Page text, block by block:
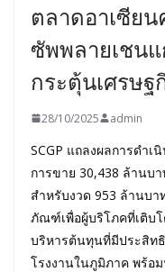
ตลาดอาเซียน
ซัพพลายเชน
กระตุ้นเศรษฐ
28/10/2025 admin
SCGP แถลงผลการดำเ
การขาย 30,438 ล้านบ
สำหรับงวด 953 ล้านบ
ภัณฑ์เพื่อผู้บริโภคที่เติบ
บริหารต้นทุนที่มีประสิท
โรงงานในภูมิภาค พร้อ